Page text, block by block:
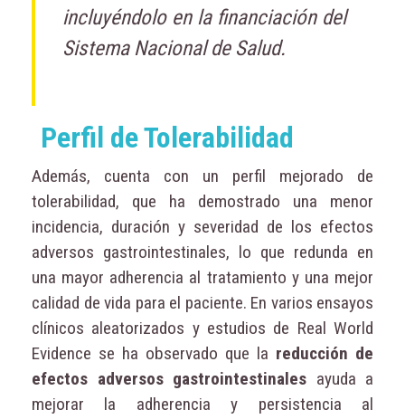
incluyéndolo en la financiación del
Sistema Nacional de Salud.
Perfil de Tolerabilidad
Además, cuenta con un perfil mejorado de
tolerabilidad, que ha demostrado una menor
incidencia, duración y severidad de los efectos
adversos gastrointestinales, lo que redunda en
una mayor adherencia al tratamiento y una mejor
calidad de vida para el paciente. En varios ensayos
clínicos aleatorizados y estudios de Real World
Evidence se ha observado que la reducción de
efectos adversos gastrointestinales ayuda a
mejorar la adherencia y persistencia al